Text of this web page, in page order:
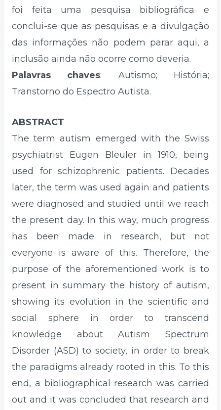
foi feita uma pesquisa bibliográfica e
conclui-se que as pesquisas e a divulgação
das informações não podem parar aqui, a
inclusão ainda não ocorre como deveria.
Palavras chaves: Autismo; História;
Transtorno do Espectro Autista.
ABSTRACT
The term autism emerged with the Swiss
psychiatrist Eugen Bleuler in 1910, being
used for schizophrenic patients. Decades
later, the term was used again and patients
were diagnosed and studied until we reach
the present day. In this way, much progress
has been made in research, but not
everyone is aware of this. Therefore, the
purpose of the aforementioned work is to
present in summary the history of autism,
showing its evolution in the scientific and
social sphere in order to transcend
knowledge about Autism Spectrum
Disorder (ASD) to society, in order to break
the paradigms already rooted in this. To this
end, a bibliographical research was carried
out and it was concluded that research and